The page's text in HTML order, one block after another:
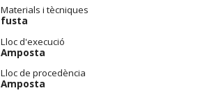
Materials i tècniques
fusta
Lloc d'execució
Amposta
Lloc de procedència
Amposta